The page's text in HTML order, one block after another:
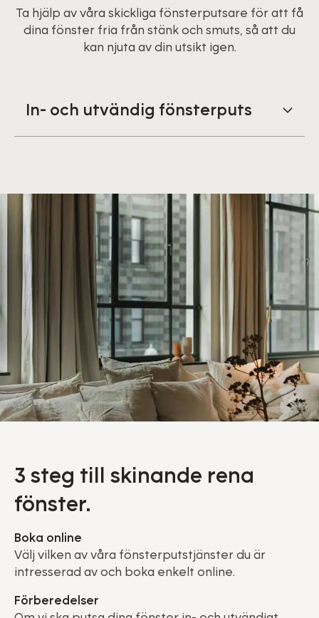
Ta hjälp av våra skickliga fönsterputsare för att få
dina fönster fria från stänk och smuts, så att du
kan njuta av din utsikt igen.
In- och utvändig fönsterputs
3 steg till skinande rena
fönster.
Boka online
Välj vilken av våra fönsterputstjänster du är
intresserad av och boka enkelt online.
Förberedelser